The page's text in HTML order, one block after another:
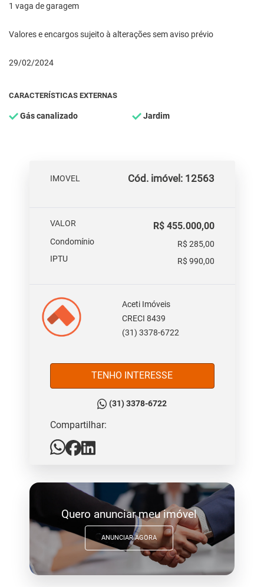
1 vaga de garagem
Valores e encargos sujeito à alterações sem aviso prévio
29/02/2024
CARACTERÍSTICAS EXTERNAS
Gás canalizado Jardim
IMOVEL Cód. imóvel: 12563
VALOR R$ 455.000,00
Condomínio
R$ 285,00
IPTU
R$ 990,00
Aceti Imóveis
CRECI 8439
(31) 3378-6722
TENHO INTERESSE
(31) 3378-6722
Compartilhar:
Quero anunciar meu imóvel
ANUNCIAR AGORA